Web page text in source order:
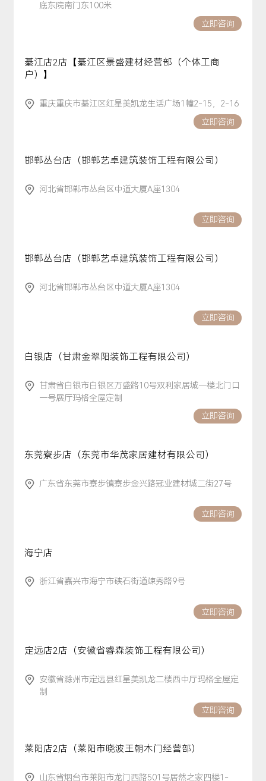
底东院南门东100米
立即咨询
綦江店2店【綦江区景盛建材经营部（个体工商
户）】
重庆重庆市綦江区红星美凯龙生活广场1幢2-15，2-16
立即咨询
邯郸丛台店（邯郸艺卓建筑装饰工程有限公司）
河北省邯郸市丛台区中道大厦A座1304
立即咨询
邯郸丛台店（邯郸艺卓建筑装饰工程有限公司）
河北省邯郸市丛台区中道大厦A座1304
立即咨询
白银店（甘肃金翠阳装饰工程有限公司）
甘肃省白银市白银区万盛路10号双利家居城一楼北门口
一号展厅玛格全屋定制
立即咨询
东莞寮步店（东莞市华茂家居建材有限公司）
广东省东莞市寮步镇寮步金兴路冠业建材城二街27号
立即咨询
海宁店
浙江省嘉兴市海宁市硖石街道竦秀路9号
立即咨询
定远店2店（安徽省睿森装饰工程有限公司）
安徽省滁州市定远县红星美凯龙二楼西中厅玛格全屋定
制
立即咨询
莱阳店2店（莱阳市晓波王朝木门经营部）
山东省烟台市莱阳市龙门西路501号居然之家四楼1-